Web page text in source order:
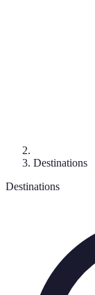
Destinations
Destinations